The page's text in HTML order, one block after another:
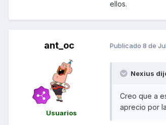
ellos.
ant_oc
Usuarios
Publicado 8 de
Nexius
Creo que a
aprecio por